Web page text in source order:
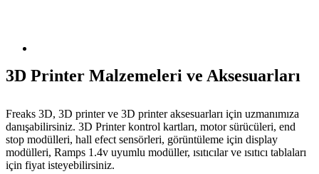
3D Printer Malzemeleri ve Aksesuarları
Freaks 3D, 3D printer ve 3D printer aksesuarları için uzmanımıza
danışabilirsiniz. 3D Printer kontrol kartları, motor sürücüleri, end
stop modülleri, hall efect sensörleri, görüntüleme için display
modülleri, Ramps 1.4v uyumlu modüller, ısıtıcılar ve ısıtıcı tablaları
için fiyat isteyebilirsiniz.